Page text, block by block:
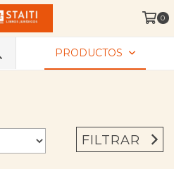
0
PRODUCTOS
FILTRAR